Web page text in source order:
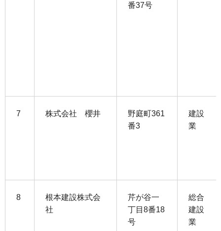
番37号
7 株式会社 櫻井
野庭町361
番3
建設
業
8
根本建設株式会
社
芹が谷一
丁目8番18
号
総合
建設
業